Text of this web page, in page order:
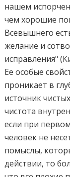
нашем
чем хорошие
Всевышнего
желание и
исправления"
Ее особые
проникает в
источник
чистота
если при
человек не
помыслы,
действии, то